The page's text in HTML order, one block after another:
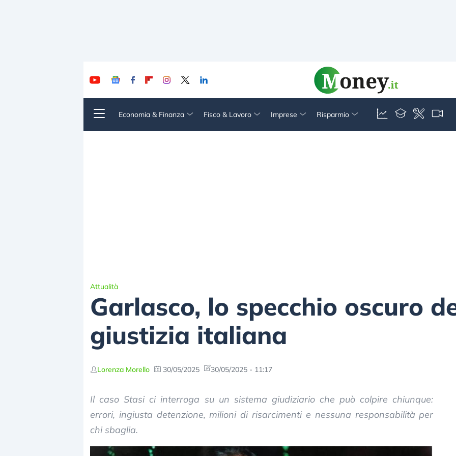
Economia & Finanza Fisco & Lavoro Imprese Risparmio
Attualità
Garlasco, lo specchio oscuro
giustizia italiana
Lorenza Morello 30/05/2025 30/05/2025 - 11:17
Il caso Stasi ci interroga su un sistema giudiziario che può colpire chiunque:
errori, ingiusta detenzione, milioni di risarcimenti e nessuna responsabilità per
chi sbaglia.